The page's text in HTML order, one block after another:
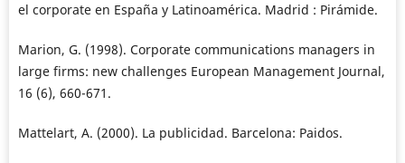
el corporate en España y Latinoamérica. Madrid : Pirámide.
Marion, G. (1998). Corporate communications managers in
large firms: new challenges European Management Journal,
16 (6), 660-671.
Mattelart, A. (2000). La publicidad. Barcelona: Paidos.